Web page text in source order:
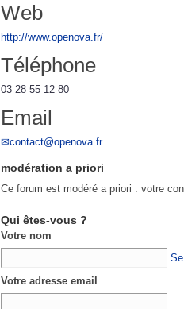
Web
http://www.openova.fr/
Téléphone
03 28 55 12 80
Email
contact@openova.fr
modération a priori
Ce forum est modéré a priori : votre
Qui êtes-vous ?
Votre nom
Votre adresse email